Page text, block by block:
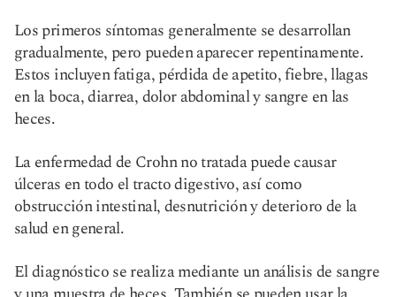
Los primeros síntomas generalmente se desarrollan
gradualmente, pero pueden aparecer repentinamente.
Estos incluyen fatiga, pérdida de apetito, fiebre, llagas
en la boca, diarrea, dolor abdominal y sangre en las
heces.
La enfermedad de Crohn no tratada puede causar
úlceras en todo el tracto digestivo, así como
obstrucción intestinal, desnutrición y deterioro de la
salud en general.
El diagnóstico se realiza mediante un análisis de sangre